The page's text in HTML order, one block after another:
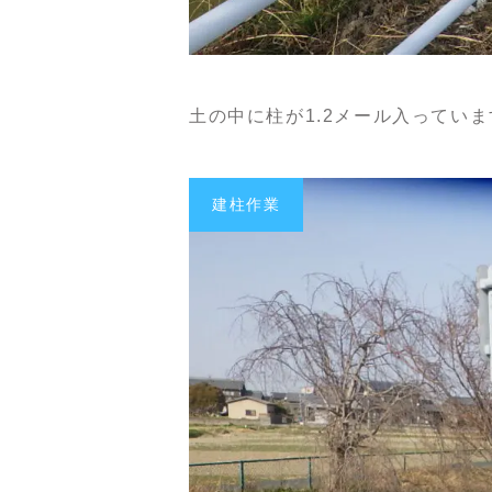
土の中に柱が1.2メール入ってい
建柱作業